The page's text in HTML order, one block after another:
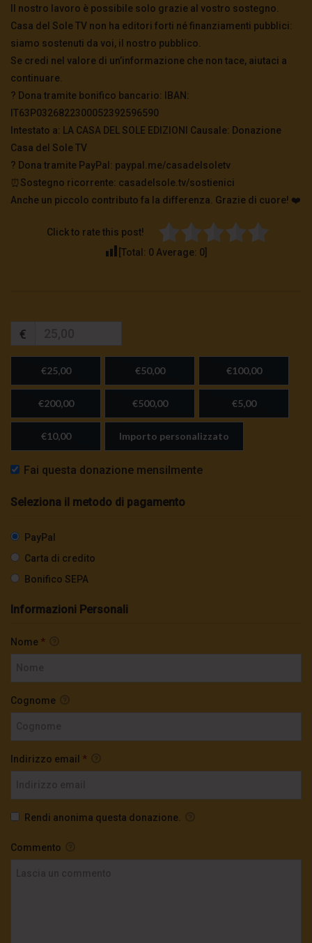
Il nostro lavoro è possibile solo grazie al vostro sostegno.
Casa del Sole TV non ha editori forti né finanziamenti pubblici:
siamo sostenuti da voi, il nostro pubblico.
Se credi nel valore di un’informazione che non tace, aiutaci a
continuare.
? Dona tramite bonifico bancario: IBAN:
IT63P0326822300052392596590
Intestato a: LA CASA DEL SOLE EDIZIONI Causale: Donazione
Casa del Sole TV
?️ Dona tramite PayPal: paypal.me/casadelsoletv
⏰Sostegno ricorrente: casadelsole.tv/sostienici
Anche un piccolo contributo fa la differenza. Grazie di cuore! ❤️
Click to rate this post!
[Total: 0 Average: 0
€
€25,00 €50,00 €100,00
€200,00 €500,00 €5,00
€10,00 Importo personalizzato
Fai questa donazione mensilmente
Seleziona il metodo di pagamento
PayPal
Carta di credito
Bonifico SEPA
Informazioni Personali
Nome *
Cognome
Indirizzo email *
Rendi anonima questa donazione.
Commento